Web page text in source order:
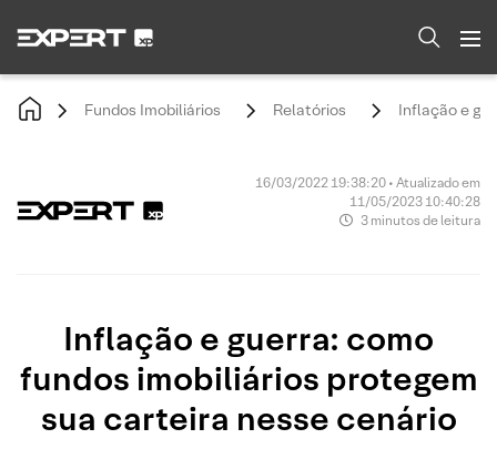
Fundos Imobiliários Relatórios Inflação e
16/03/2022 19:38:20 • Atualizado em
11/05/2023 10:40:28
3 minutos de leitura
Inflação e guerra: como
fundos imobiliários protegem
sua carteira nesse cenário